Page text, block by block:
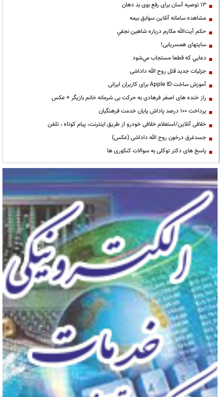
13 توصیه آسان برای رفع بوی بد دهان
مشاهده سامانه آنلاين سوابق بیمه
حكم آيت‌الله مكارم درباره شاهين نجفي
سایتهای همسریابی!
دعايي كه قطعا مستجاب مي‌شود
جزئیات جدید قتل روح الله داداشی
آموزش ساخت Apple ID برای کاربران ایرانی
راز خنده های اصغر فرهادی به حرکت بی شرمانه خانم بازیگر + عکس
پرداخت ۱۰۰ درصد پاداش پایان خدمت فرهنگیان
خلافی آنلاین/استعلام خلافی خودرو از طریق اینترنت، پیام کوتاه ، تلفن
جسدغرق درخون روح الله داداشی (عکس)
پاسخ های دکتر توکلی به سوالات کنکوری ها